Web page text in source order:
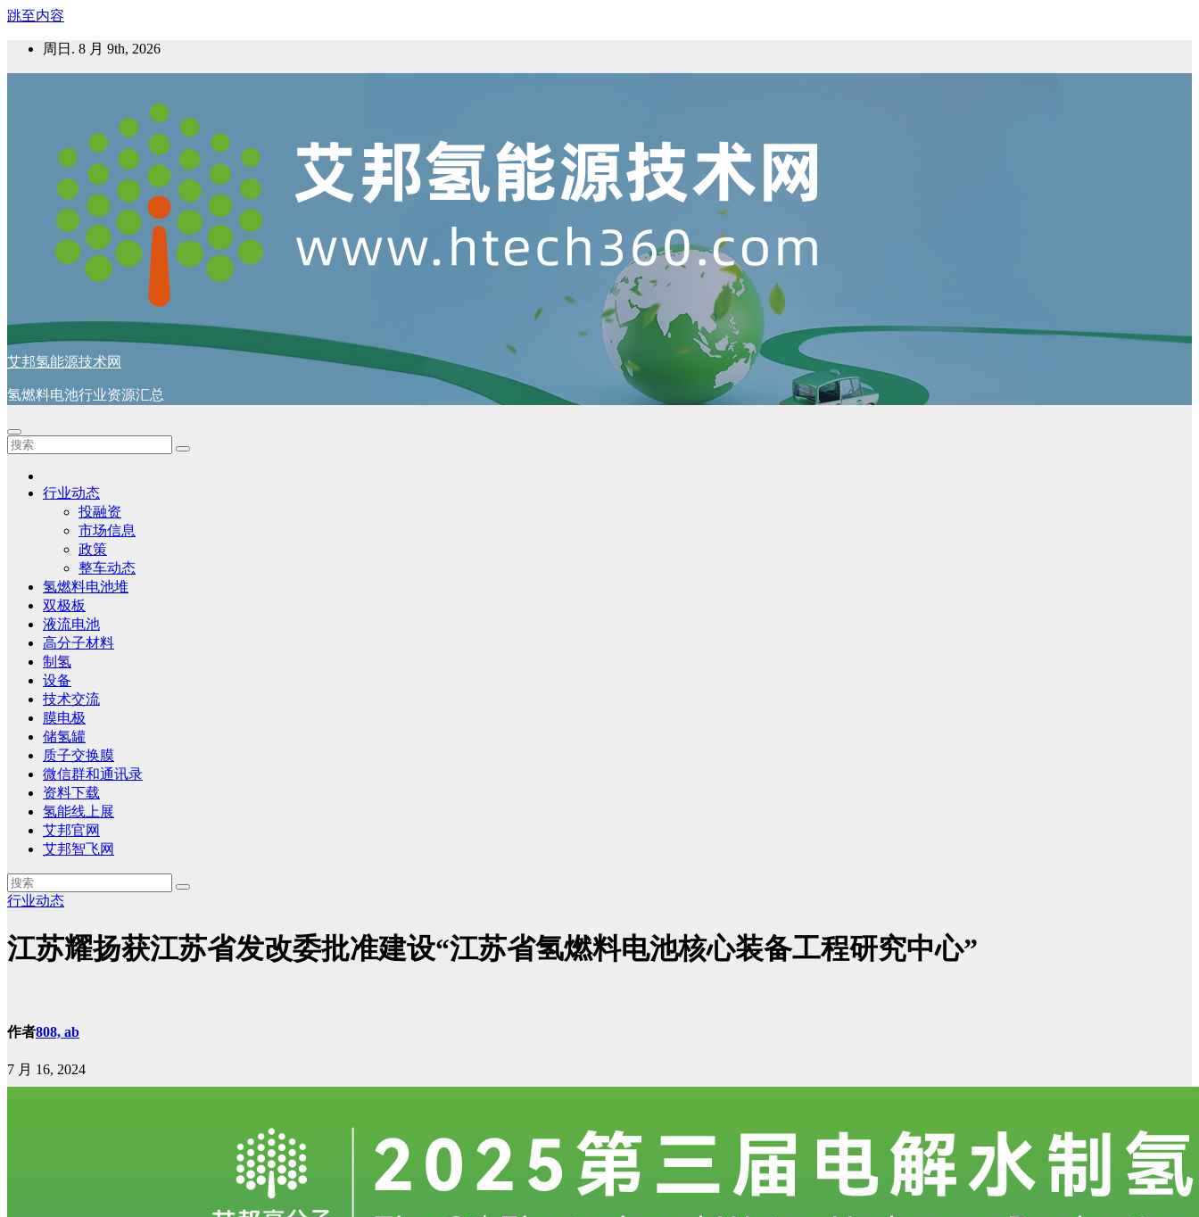
跳至内容
周日. 8 月 9th, 2026
艾邦氢能源技术网
氢燃料电池行业资源汇总
行业动态
投融资
市场信息
政策
整车动态
氢燃料电池堆
双极板
液流电池
高分子材料
制氢
设备
技术交流
膜电极
储氢罐
质子交换膜
微信群和通讯录
资料下载
氢能线上展
艾邦官网
艾邦智飞网
行业动态
江苏耀扬获江苏省发改委批准建设“江苏省氢燃料电池核心装备工程研究中心”
作者808, ab
7 月 16, 2024